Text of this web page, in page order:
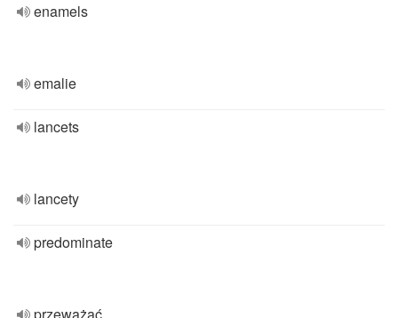
enamels
emalie
lancets
lancety
predominate